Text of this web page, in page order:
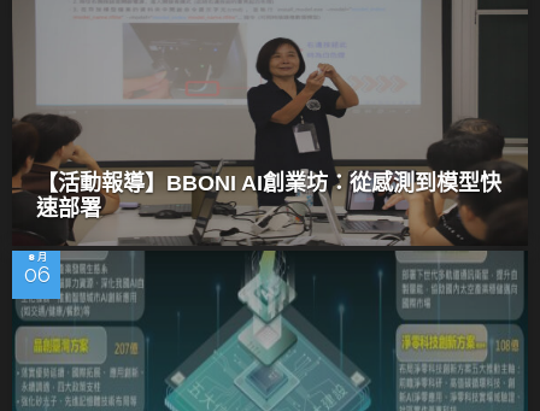
【活動報導】BBONI AI創業坊：從感測到模型快
速部署
8 月
06